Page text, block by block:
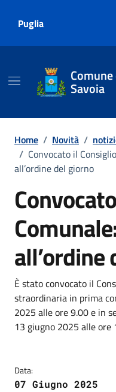
Puglia
Savoia
Home / Novità /
/ Convocato il
all’ordine del giorno
Dettagli
È stato convocato il
straordinaria in prima
2025 alle ore 9.00 e in
13 giugno 2025 alle ore
Data:
07 Giugno 2025